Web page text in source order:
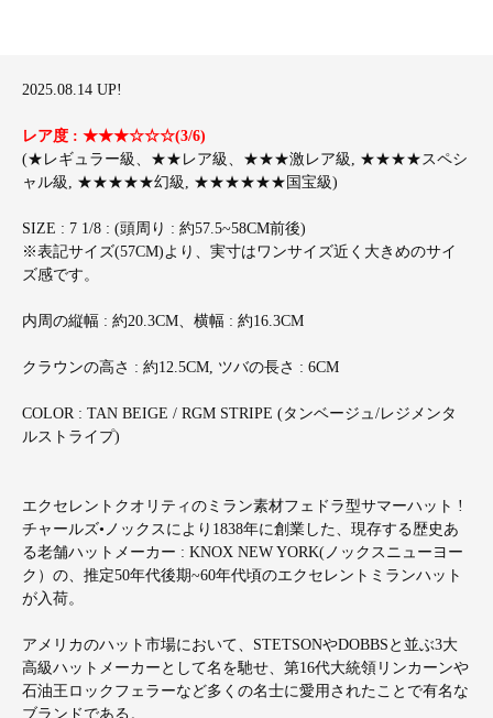
2025.08.14 UP!
レア度 : ★★★☆☆☆(3/6)
(★レギュラー級、★★レア級、★★★激レア級, ★★★★スペシ
ャル級, ★★★★★幻級, ★★★★★★国宝級)
SIZE : 7 1/8 : (頭周り : 約57.5~58CM前後)
※表記サイズ(57CM)より、実寸はワンサイズ近く大きめのサイ
ズ感です。
内周の縦幅 : 約20.3CM、横幅 : 約16.3CM
クラウンの高さ : 約12.5CM, ツバの長さ : 6CM
COLOR : TAN BEIGE / RGM STRIPE (タンベージュ/レジメンタ
ルストライプ)
エクセレントクオリティのミラン素材フェドラ型サマーハット !
チャールズ•ノックスにより1838年に創業した、現存する歴史あ
る老舗ハットメーカー : KNOX NEW YORK(ノックスニューヨー
ク）の、推定50年代後期~60年代頃のエクセレントミランハット
が入荷。
アメリカのハット市場において、STETSONやDOBBSと並ぶ3大
高級ハットメーカーとして名を馳せ、第16代大統領リンカーンや
石油王ロックフェラーなど多くの名士に愛用されたことで有名な
ブランドである。